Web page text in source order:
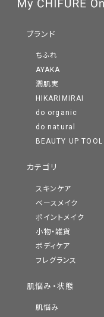
ブランド
ちふれ
AYAKA
潤肌実
HIKARIMIRAI
do organic
do natural
BEAUTY UP TOOL
カテゴリ
スキンケア
ベースメイク
ポイントメイク
小物・雑貨
ボディケア
フレグランス
肌悩み・状態
肌悩み